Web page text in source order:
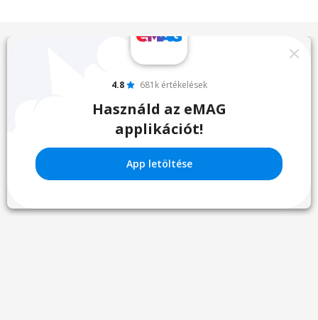
4.8 681k értékelések
Használd az eMAG
applikációt!
App letöltése